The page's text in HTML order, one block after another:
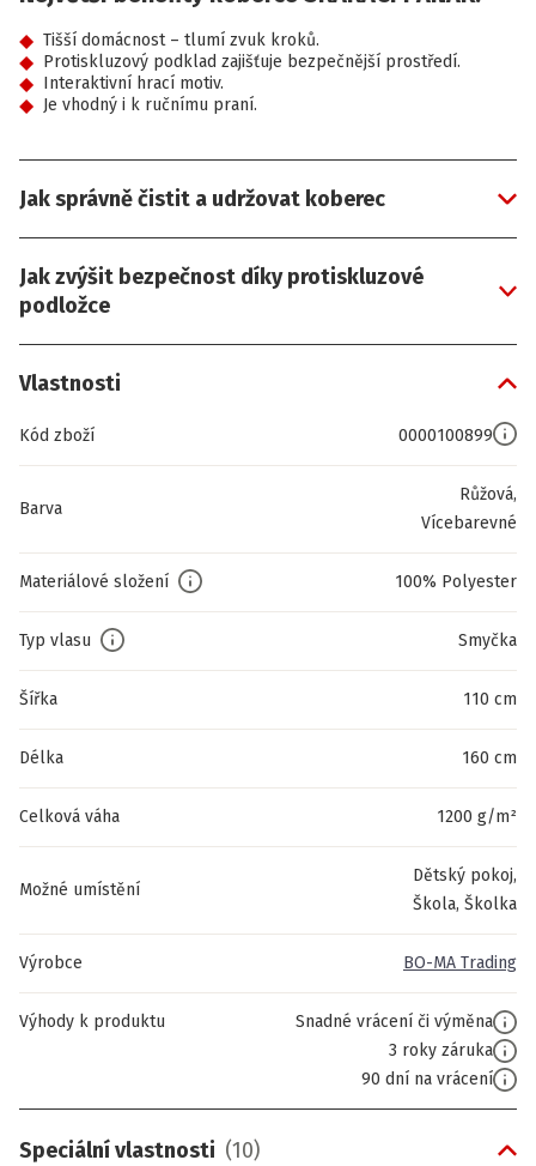
Tišší domácnost – tlumí zvuk kroků.
Protiskluzový podklad zajišťuje bezpečnější prostředí.
Interaktivní hrací motiv.
Je vhodný i k ručnímu praní.
Jak správně čistit a udržovat koberec
Jak zvýšit bezpečnost díky protiskluzové
podložce
Vlastnosti
Kód zboží 0000100899
Barva
Růžová,
Vícebarevné
Materiálové složení 100% Polyester
Typ vlasu Smyčka
Šířka 110 cm
Délka 160 cm
Celková váha 1200 g/m²
Možné umístění
Dětský pokoj,
Škola, Školka
Výrobce BO-MA Trading
Výhody k produktu
Snadné vrácení či výměna
3 roky záruka
90 dní na vrácení
Speciální vlastnosti (10)